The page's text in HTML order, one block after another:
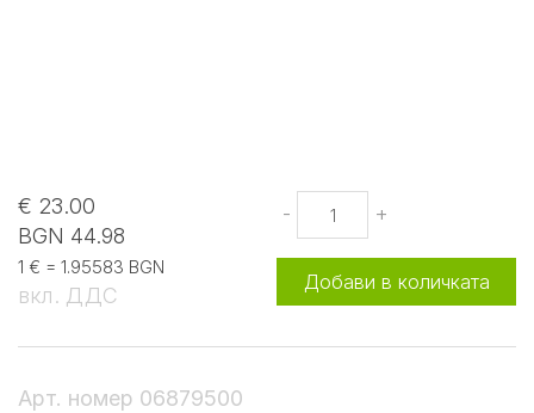
€ 23.00
BGN 44.98
1 € = 1.95583 BGN
вкл. ДДС
- +
Добави в количката
Арт. номер 06879500